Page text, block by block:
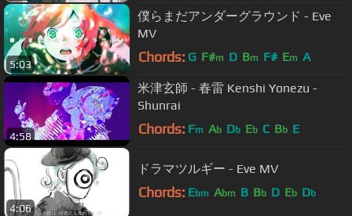
5:03
僕らまだアンダーグラウンド - Eve
MV
Chords: G F#m D Bm F# Em A
4:58
米津玄師 - 春雷 Kenshi Yonezu -
Shunrai
Chords: Fm Ab Db Eb C Bb E
4:06
ドラマツルギー - Eve MV
Chords: Ebm Abm B Bb D Eb Db